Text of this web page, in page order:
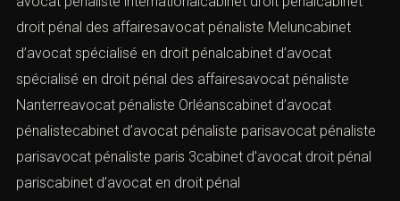
pénal international
AVOCAT PÉNALISTE ÎLE-DE-FRANCE
(LA NOTION DE CONSTITUTIONNALISATION)
avocat pénaliste internationalcabinet droit pénalcabinet
droit pénal des affairesavocat pénaliste Meluncabinet
d’avocat spécialisé en droit pénalcabinet d’avocat
spécialisé en droit pénal des affairesavocat pénaliste